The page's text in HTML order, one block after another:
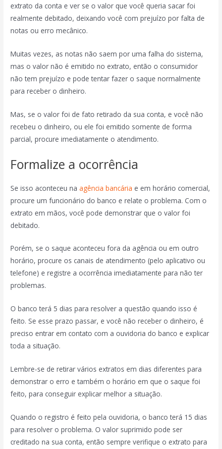
extrato da conta e ver se o valor que você queria sacar foi
realmente debitado, deixando você com prejuízo por falta de
notas ou erro mecânico.
Muitas vezes, as notas não saem por uma falha do sistema,
mas o valor não é emitido no extrato, então o consumidor
não tem prejuízo e pode tentar fazer o saque normalmente
para receber o dinheiro.
Mas, se o valor foi de fato retirado da sua conta, e você não
recebeu o dinheiro, ou ele foi emitido somente de forma
parcial, procure imediatamente o atendimento.
Formalize a ocorrência
Se isso aconteceu naagência bancária e em horário comercial,
procure um funcionário do banco e relate o problema. Com o
extrato em mãos, você pode demonstrar que o valor foi
debitado.
Porém, se o saque aconteceu fora da agência ou em outro
horário, procure os canais de atendimento (pelo aplicativo ou
telefone) e registre a ocorrência imediatamente para não ter
problemas.
O banco terá 5 dias para resolver a questão quando isso é
feito. Se esse prazo passar, e você não receber o dinheiro, é
preciso entrar em contato com a ouvidoria do banco e explicar
toda a situação.
Lembre-se de retirar vários extratos em dias diferentes para
demonstrar o erro e também o horário em que o saque foi
feito, para conseguir explicar melhor a situação.
Quando o registro é feito pela ouvidoria, o banco terá 15 dias
para resolver o problema. O valor suprimido pode ser
creditado na sua conta, então sempre verifique o extrato para